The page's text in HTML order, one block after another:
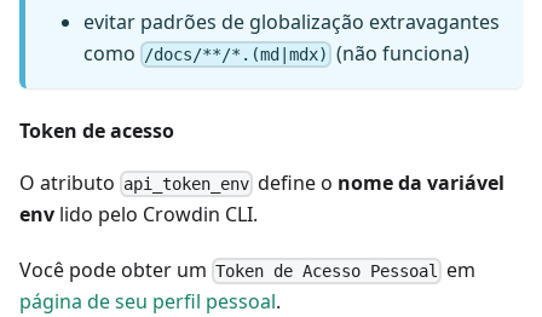
evitar padrões de globalização extravagantes
como
/docs/**/*.(md|mdx) (não funciona)
Token de acesso
O atributo api_token_env define o nome da variável
env lido pelo Crowdin CLI.
Você pode obter um Token de Acesso Pessoal
em
página de seu perfil pessoal.